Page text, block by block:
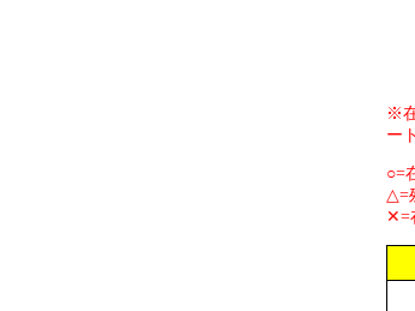
※
ー
○=
△=
✕=